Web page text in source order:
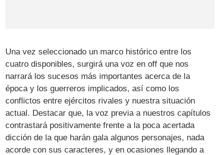
Una vez seleccionado un marco histórico entre los
cuatro disponibles, surgirá una voz en off que nos
narrará los sucesos más importantes acerca de la
época y los guerreros implicados, así como los
conflictos entre ejércitos rivales y nuestra situación
actual. Destacar que, la voz previa a nuestros capítulos
contrastará positivamente frente a la poca acertada
dicción de la que harán gala algunos personajes, nada
acorde con sus caracteres, y en ocasiones llegando a